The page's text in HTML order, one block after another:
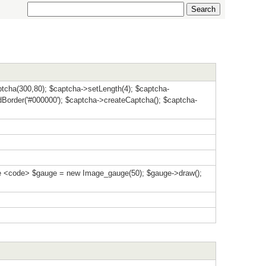
$captcha->setLength(4); $captcha-
$captcha->createCaptcha(); $captcha-
$gauge = new Image_gauge(50); $gauge->draw();